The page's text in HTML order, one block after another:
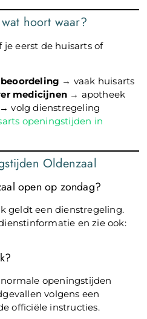
hoort waar?
je eerst de huisarts of
→ vaak huisarts
medicijnen → apotheek
volg dienstregeling
openingstijden in
Oldenzaal
open op zondag?
geldt een dienstregeling.
en zie ook:
openingstijden
volgens een
officiële instructies.